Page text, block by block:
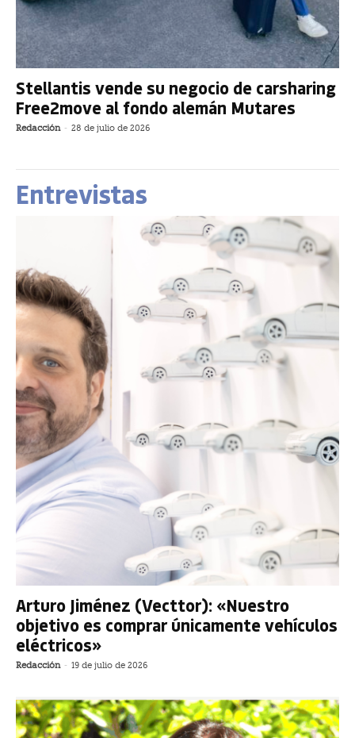
Stellantis vende su negocio de carsharing
Free2move al fondo alemán Mutares
Redacción - 28 de julio de 2026
Entrevistas
Arturo Jiménez (Vecttor): «Nuestro
objetivo es comprar únicamente vehículos
eléctricos»
Redacción - 19 de julio de 2026